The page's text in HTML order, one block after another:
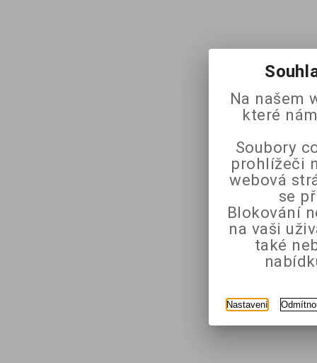
Na našem
které
Soubory
prohlížeči
webová
se
Blokování
na vaši
také
Nastavení